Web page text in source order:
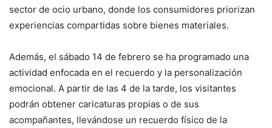
sector de ocio urbano, donde los consumidores priorizan
experiencias compartidas sobre bienes materiales.
Además, el sábado 14 de febrero se ha programado una
actividad enfocada en el recuerdo y la personalización
emocional. A partir de las 4 de la tarde, los visitantes
podrán obtener caricaturas propias o de sus
acompañantes, llevándose un recuerdo físico de la